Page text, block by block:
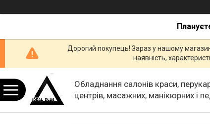
Дорогий покупець! Зараз у нашому
наявність,
Обладнання салонів краси,
центрів, масажних, манікюрних і